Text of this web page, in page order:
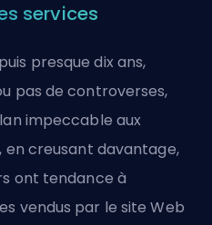
services
presque dix ans,
pas de controverses,
impeccable aux
en creusant davantage,
ont tendance à
vendus par le site Web